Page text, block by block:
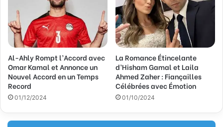
Al-Ahly Rompt l’Accord avec
Omar Kamal et Annonce un
Nouvel Accord en un Temps
Record
01/12/2024
La Romance Étincelante
d’Hisham Gamal et Laila
Ahmed Zaher : Fiançailles
Célébrées avec Émotion
01/10/2024